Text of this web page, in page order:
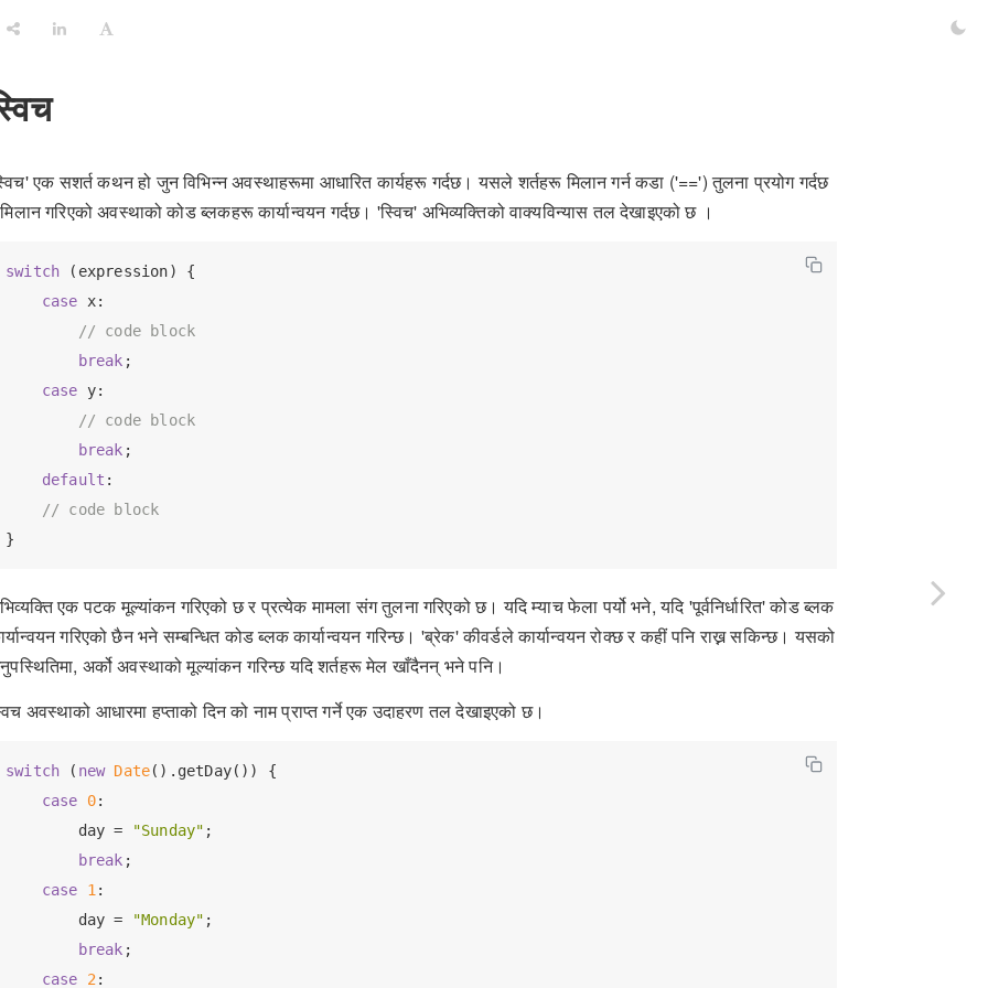
एक सशर्त कथन हो जुन विभिन्न अवस्थाहरूमा आधारित कार्यहरू गर्दछ। यसले शर्तहरू मिलान गर्न कडा ('==') तुलना प्रयोग गर्दछ
गरिएको अवस्थाको कोड ब्लकहरू कार्यान्वयन गर्दछ। 'स्विच' अभिव्यक्तिको वाक्यविन्यास तल देखाइएको छ ।
switch (expression) {
case x:
// code block
break ;
case y:
// code block
break ;
default :
// code block
एक पटक मूल्यांकन गरिएको छ र प्रत्येक मामला संग तुलना गरिएको छ। यदि म्याच फेला पर्यो भने, यदि 'पूर्वनिर्धारित' कोड ब्लक
गरिएको छैन भने सम्बन्धित कोड ब्लक कार्यान्वयन गरिन्छ। 'ब्रेक' कीवर्डले कार्यान्वयन रोक्छ र कहीं पनि राख्न सकिन्छ। यसको
अर्को अवस्थाको मूल्यांकन गरिन्छ यदि शर्तहरू मेल खाँदैनन् भने पनि।
अवस्थाको आधारमा हप्ताको दिन को नाम प्राप्त गर्ने एक उदाहरण तल देखाइएको छ।
switch ( new Date().getDay()) {
case
0:
        day =
"Sunday" ;
break ;
case
1 :
        day =
"Monday" ;
break ;
case
2 :